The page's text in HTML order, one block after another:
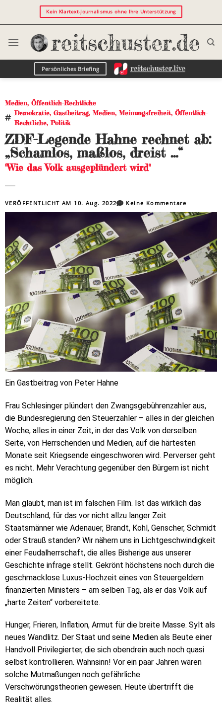
Kein Klartext-Journalismus ohne Ihre Unterstützung
Persönliches Briefing
Medien, Öffentlich-Rechtliche
Demokratie, Gastbeitrag, Medien, Meinungsfreiheit, Öffentlich-
Rechtliche,Politik
ZDF-Legende Hahne rechnet ab:
„Schamlos, maßlos, dreist …“
"Wie das Volk ausgeplündert wird"
VERÖFFENTLICHT AM 10. Aug. 2022 Keine Kommentare
Ein Gastbeitrag von Peter Hahne
Frau Schlesinger plündert den Zwangsgebührenzahler aus,
die Bundesregierung den Steuerzahler – alles in der gleichen
Woche, alles in einer Zeit, in der das Volk von derselben
Seite, von Herrschenden und Medien, auf die härtesten
Monate seit Kriegsende eingeschworen wird. Perverser geht
es nicht. Mehr Verachtung gegenüber den Bürgern ist nicht
möglich.
Man glaubt, man ist im falschen Film. Ist das wirklich das
Deutschland, für das vor nicht allzu langer Zeit
Staatsmänner wie Adenauer, Brandt, Kohl, Genscher, Schmidt
oder Strauß standen? Wir nähern uns in Lichtgeschwindigkeit
einer Feudalherrschaft, die alles Bisherige aus unserer
Geschichte infrage stellt. Gekrönt höchstens noch durch die
geschmacklose Luxus-Hochzeit eines von Steuergeldern
finanzierten Ministers – am selben Tag, als er das Volk auf
„harte Zeiten“ vorbereitete.
Hunger, Frieren, Inflation, Armut für die breite Masse. Sylt als
neues Wandlitz. Der Staat und seine Medien als Beute einer
Handvoll Privilegierter, die sich obendrein auch noch quasi
selbst kontrollieren. Wahnsinn! Vor ein paar Jahren wären
solche Mutmaßungen noch gefährliche
Verschwörungstheorien gewesen. Heute übertrifft die
Realität alles.